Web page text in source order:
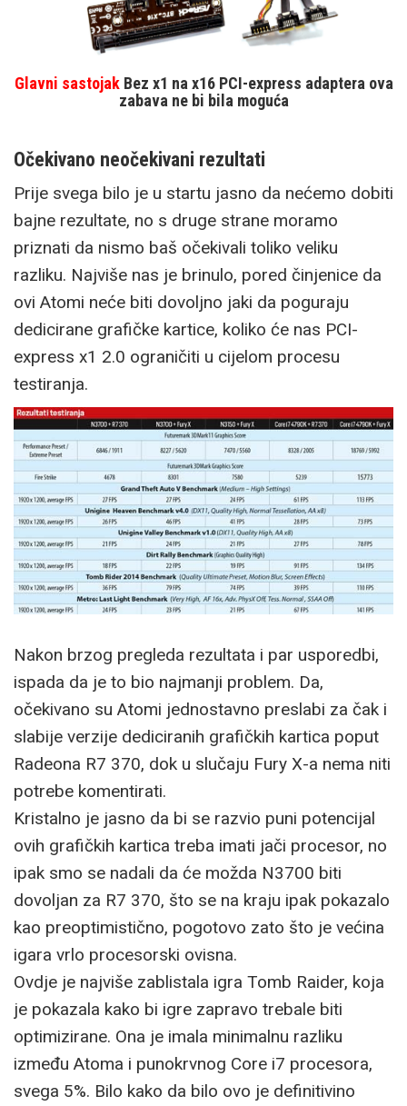
Glavni sastojakBez x1 na x16 PCI-express adaptera ova
zabava ne bi bila moguća
Očekivano neočekivani rezultati
Prije svega bilo je u startu jasno da nećemo dobiti
bajne rezultate, no s druge strane moramo
priznati da nismo baš očekivali toliko veliku
razliku. Najviše nas je brinulo, pored činjenice da
ovi Atomi neće biti dovoljno jaki da poguraju
dedicirane grafičke kartice, koliko će nas PCI-
express x1 2.0 ograničiti u cijelom procesu
testiranja.
Nakon brzog pregleda rezultata i par usporedbi,
ispada da je to bio najmanji problem. Da,
očekivano su Atomi jednostavno preslabi za čak i
slabije verzije dediciranih grafičkih kartica poput
Radeona R7 370, dok u slučaju Fury X-a nema niti
potrebe komentirati.
Kristalno je jasno da bi se razvio puni potencijal
ovih grafičkih kartica treba imati jači procesor, no
ipak smo se nadali da će možda N3700 biti
dovoljan za R7 370, što se na kraju ipak pokazalo
kao preoptimistično, pogotovo zato što je većina
igara vrlo procesorski ovisna.
Ovdje je najviše zablistala igra Tomb Raider, koja
je pokazala kako bi igre zapravo trebale biti
optimizirane. Ona je imala minimalnu razliku
između Atoma i punokrvnog Core i7 procesora,
svega 5%. Bilo kako da bilo ovo je definitivino